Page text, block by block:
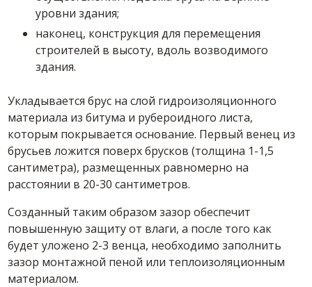
уровни здания;
наконец, конструкция для перемещения
строителей в высоту, вдоль возводимого
здания.
Укладывается брус на слой гидроизоляционного
материала из битума и рубероидного листа,
которым покрывается основание. Первый венец из
брусьев ложится поверх брусков (толщина 1-1,5
сантиметра), размещенных равномерно на
расстоянии в 20-30 сантиметров.
Созданный таким образом зазор обеспечит
повышенную защиту от влаги, а после того как
будет уложено 2-3 венца, необходимо заполнить
зазор монтажной пеной или теплоизоляционным
материалом.